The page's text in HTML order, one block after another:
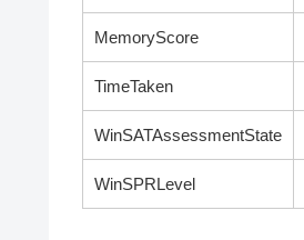
MemoryScore
TimeTaken
WinSATAssessmentState
WinSPRLevel